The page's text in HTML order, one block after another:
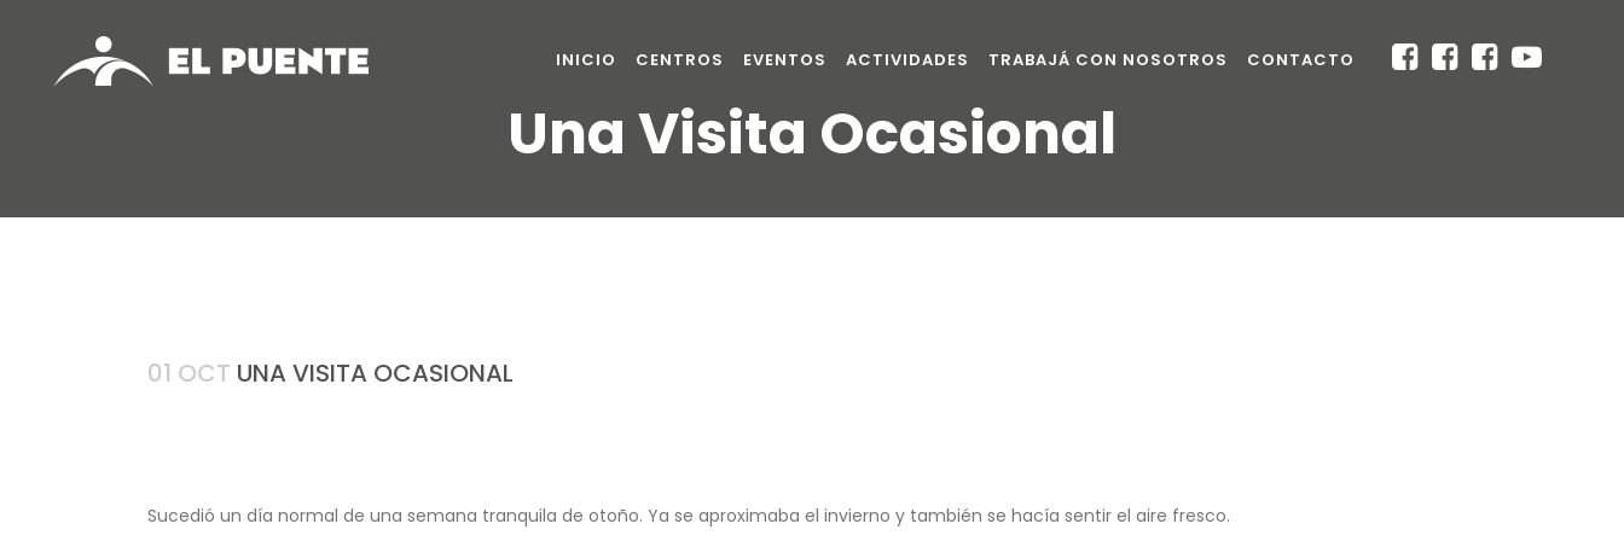
INICIO CENTROS EVENTOS ACTIVIDADES TRABAJÁ CON NOSOTROS CONTACTO
Una Visita Ocasional
01 OCT UNA VISITA OCASIONAL
Sucedió un día normal de una semana tranquila de otoño. Ya se aproximaba el invierno y también se hacía sentir el aire fresco.